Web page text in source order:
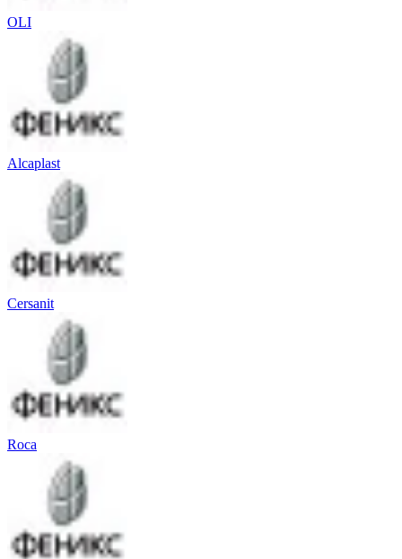
OLI
Alcaplast
Cersanit
Roca